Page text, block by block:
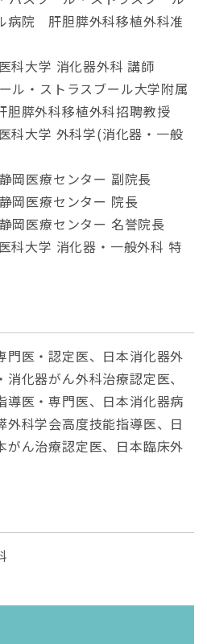
病院 肝胆膵外科移植外科准
大学 消化器外科 講師
・ストラスブール大学附属
膵外科移植外科招聘教授
大学 外科学(消化器・一般
岡医療センター 副院長
岡医療センター 院長
医療センター 名誉院長
大学 消化器・一般外科 特
門医・認定医、日本消化器外
化器がん外科治療認定医、
導医・専門医、日本消化器病
科学会高度技能指導医、日
がん治療認定医、日本臨床外